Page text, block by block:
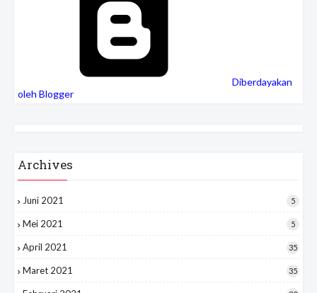
Diberdayakan
oleh Blogger
Archives
Juni 2021 5
Mei 2021 5
April 2021 35
Maret 2021 35